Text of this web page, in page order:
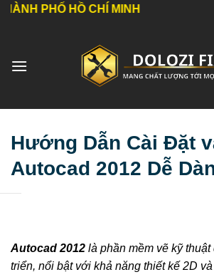
Bỏ
dung
CHÍ MINH
Hướng Dẫn Cài Đặt
Autocad 2012 Dễ
Autocad 2012 là phần mềm vẽ kỹ
triển, nổi bật với khả năng thiết kế 2D